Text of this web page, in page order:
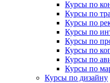
Курсы по
Курсы по
Курсы по
Курсы по
Курсы по
Курсы по
Курсы по
Курсы по
Курсы по дизайну